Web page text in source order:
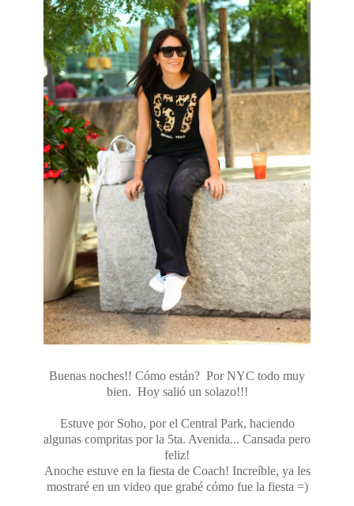
Buenas noches!! Cómo están? Por NYC todo muy
bien. Hoy salió un solazo!!!
Estuve por Soho, por el Central Park, haciendo
algunas compritas por la 5ta. Avenida... Cansada pero
feliz!
Anoche estuve en la fiesta de Coach! Increíble, ya les
mostraré en un video que grabé cómo fue la fiesta =)